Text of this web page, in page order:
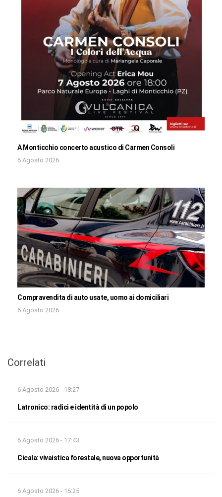
A Monticchio concerto acustico di Carmen Consoli
6 Agosto 2026
Compravendita di auto usate, uomo ai domiciliari
6 Agosto 2026
Correlati
6 Agosto 2026 - 18:27
Latronico: radici e identità di un popolo
6 Agosto 2026 - 17:43
Cicala: vivaistica forestale, nuova opportunità
6 Agosto 2026 - 16:25